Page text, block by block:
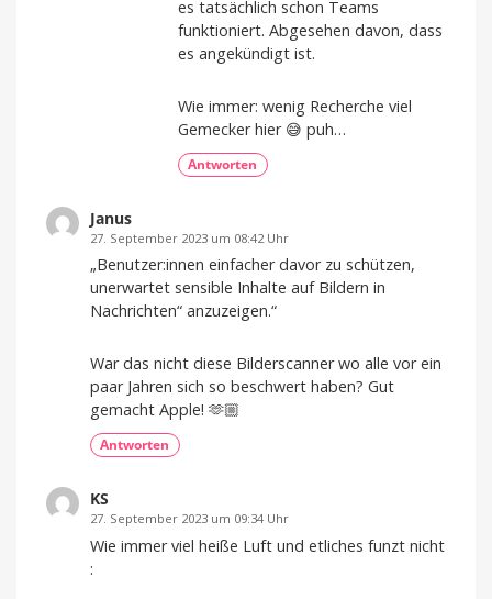
es tatsächlich schon Teams
funktioniert. Abgesehen davon, dass
es angekündigt ist.
Wie immer: wenig Recherche viel
Gemecker hier 😅 puh…
Antworten
Janus
27. September 2023 um 08:42 Uhr
„Benutzer:innen einfacher davor zu schützen,
unerwartet sensible Inhalte auf Bildern in
Nachrichten“ anzuzeigen.“
War das nicht diese Bilderscanner wo alle vor ein
paar Jahren sich so beschwert haben? Gut
gemacht Apple! 🫶🏼
Antworten
KS
27. September 2023 um 09:34 Uhr
Wie immer viel heiße Luft und etliches funzt nicht
: